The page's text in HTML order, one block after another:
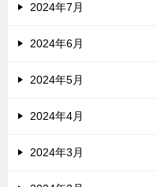
2024年7月
2024年6月
2024年5月
2024年4月
2024年3月